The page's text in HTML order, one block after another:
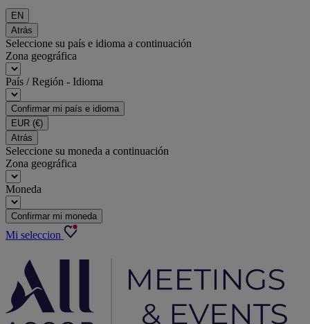
EN
Atrás
Seleccione su país e idioma a continuación
Zona geográfica
País / Región - Idioma
Confirmar mi país e idioma
EUR (€)
Atrás
Seleccione su moneda a continuación
Zona geográfica
Moneda
Confirmar mi moneda
Mi seleccion